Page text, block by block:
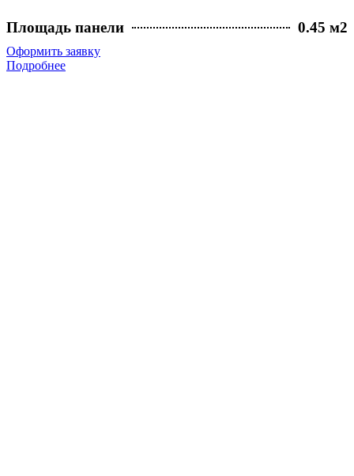
Площадь панели 0.45 м2
Оформить заявку
Подробнее